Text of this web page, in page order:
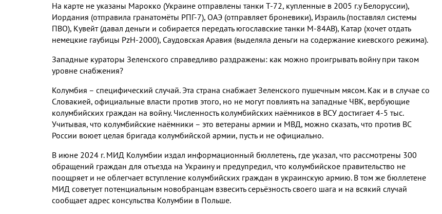
На карте не указаны Марокко (Украине отправлены танки Т-72, купленные в 2005 г.у Белоруссии),
Иордания (отправила гранатомёты РПГ-7), ОАЭ (отправляет броневики), Израиль (поставлял системы
ПВО), Кувейт (давал деньги и собирается передать югославские танки М-84АВ), Катар (хочет отдать
немецкие гаубицы PzH-2000), Саудовская Аравия (выделяла деньги на содержание киевского режима).
Западные кураторы Зеленского справедливо раздражены: как можно проигрывать войну при таком
уровне снабжения?
Колумбия – специфический случай. Эта страна снабжает Зеленского пушечным мясом. Как и в случае со
Словакией, официальные власти против этого, но не могут повлиять на западные ЧВК, вербующие
колумбийских граждан на войну. Численность колумбийских наёмников в ВСУ достигает 4-5 тыс.
Учитывая, что колумбийские наёмники – это ветераны армии и МВД, можно сказать, что против ВС
России воюет целая бригада колумбийской армии, пусть и не официально.
В июне 2024 г. МИД Колумбии издал информационный бюллетень, где указал, что рассмотрены 300
обращений граждан для отъезда на Украину и предупредил, что колумбийское правительство не
поощряет и не облегчает вступление колумбийских граждан в украинскую армию. В том же бюллетене
МИД советует потенциальным новобранцам взвесить серьёзность своего шага и на всякий случай
сообщает адрес консульства Колумбии в Польше.